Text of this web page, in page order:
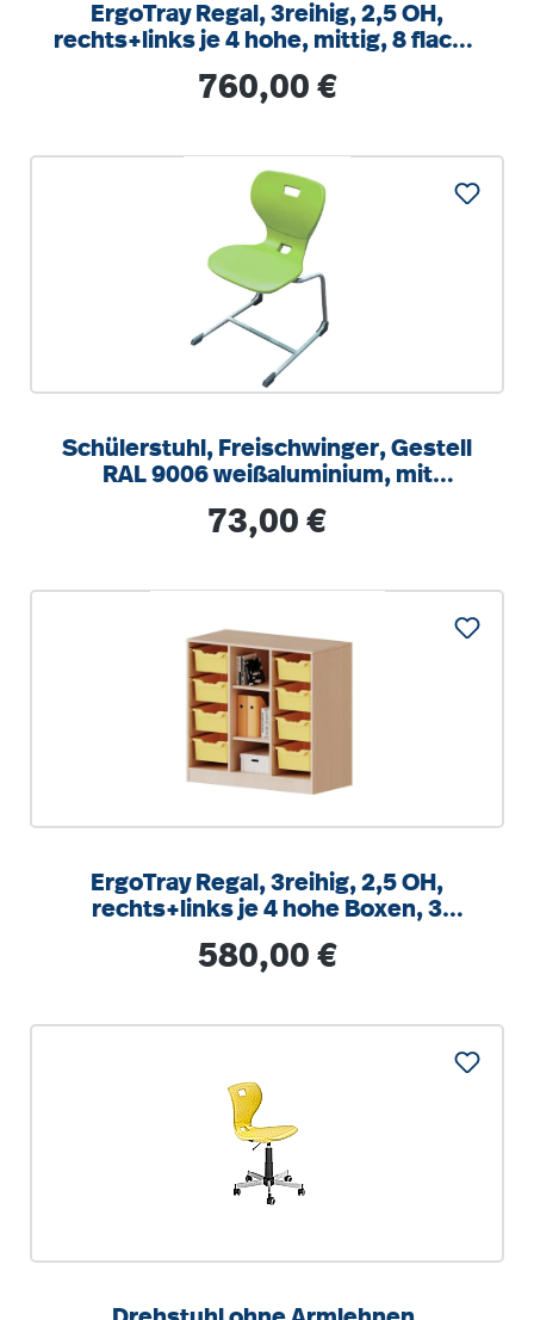
ErgoTray Regal, 3reihig, 2,5 OH,
rechts+links je 4 hohe, mittig, 8 flache
Regulärer Preis:
760,00 €
Schülerstuhl, Freischwinger, Gestell
RAL 9006 weißaluminium, mit
Regulärer Preis:
73,00 €
ErgoTray Regal, 3reihig, 2,5 OH,
rechts+links je 4 hohe Boxen, 3
B/H/T104,5x100x40cm
Regulärer Preis:
580,00 €